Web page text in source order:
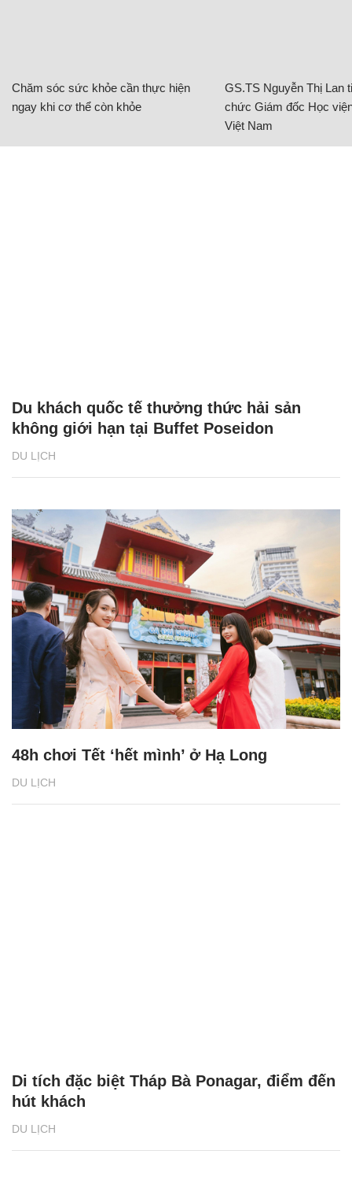
Chăm sóc sức khỏe cần thực hiện
ngay khi cơ thể còn khỏe
GS.TS Nguyễn Thị Lan
chức Giám đốc Học
Việt Nam
DU LỊCH
Du khách quốc tế thưởng thức hải sản
không giới hạn tại Buffet Poseidon
DU LỊCH
48h chơi Tết ‘hết mình’ ở Hạ Long
DU LỊCH
Di tích đặc biệt Tháp Bà Ponagar, điểm đến
hút khách